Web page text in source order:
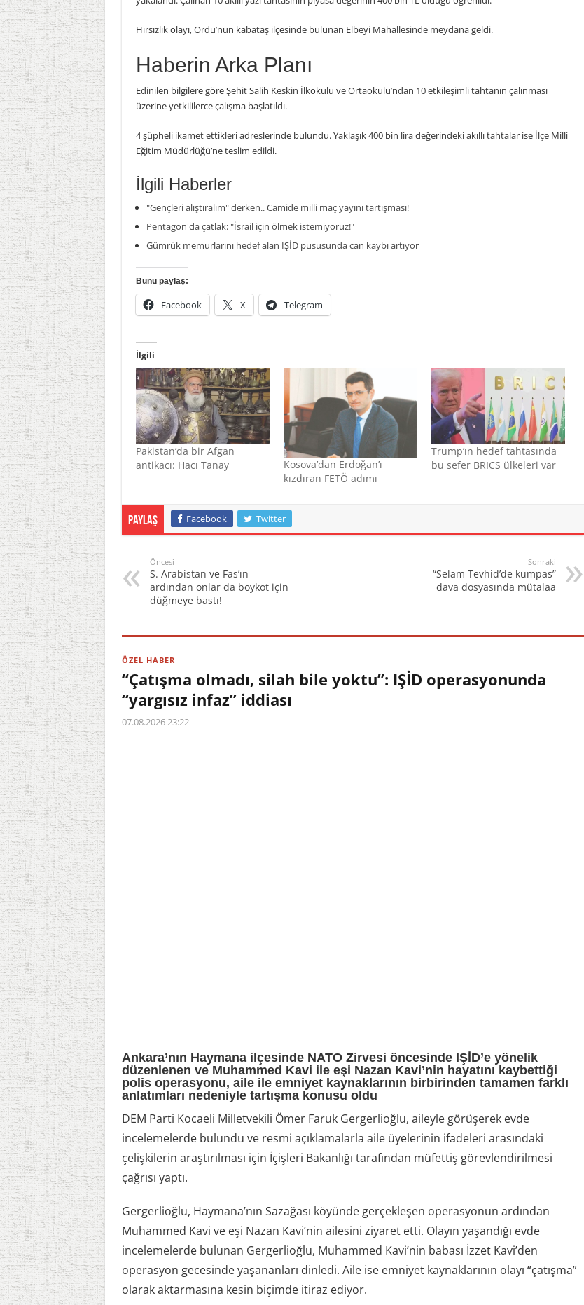
Hırsızlık olayı, Ordu’nun kabataş ilçesinde bulunan Elbeyi Mahallesinde meydana geldi.
Haberin Arka Planı
Edinilen bilgilere göre Şehit Salih Keskin İlkokulu ve Ortaokulu’ndan 10 etkileşimli tahtanın çalınması
üzerine yetkililerce çalışma başlatıldı.
4 şüpheli ikamet ettikleri adreslerinde bulundu. Yaklaşık 400 bin lira değerindeki akıllı tahtalar ise İlçe Milli
Eğitim Müdürlüğü’ne teslim edildi.
İlgili Haberler
"Gençleri alıştıralım" derken.. Camide milli maç yayını tartışması!
Pentagon'da çatlak: "İsrail için ölmek istemiyoruz!"
Gümrük memurlarını hedef alan IŞİD pususunda can kaybı artıyor
Bunu paylaş:
Facebook X Telegram
İlgili
Pakistan’da bir Afgan
antikacı: Hacı Tanay
Kosova’dan Erdoğan’ı
kızdıran FETÖ adımı
Trump’ın hedef tahtasında
bu sefer BRICS ülkeleri var
Paylaş Facebook Twitter
Öncesi
S. Arabistan ve Fas’ın
ardından onlar da boykot için
düğmeye bastı!
Sonraki
“Selam Tevhid’de kumpas”
dava dosyasında mütalaa
ÖZEL HABER
“Çatışma olmadı, silah bile yoktu”: IŞİD operasyonunda
“yargısız infaz” iddiası
07.08.2026 23:22
Ankara’nın Haymana ilçesinde NATO Zirvesi öncesinde IŞİD’e yönelik
düzenlenen ve Muhammed Kavi ile eşi Nazan Kavi’nin hayatını kaybettiği
polis operasyonu, aile ile emniyet kaynaklarının birbirinden tamamen farklı
anlatımları nedeniyle tartışma konusu oldu
DEM Parti Kocaeli Milletvekili Ömer Faruk Gergerlioğlu, aileyle görüşerek evde
incelemelerde bulundu ve resmi açıklamalarla aile üyelerinin ifadeleri arasındaki
çelişkilerin araştırılması için İçişleri Bakanlığı tarafından müfettiş görevlendirilmesi
çağrısı yaptı.
Gergerlioğlu, Haymana’nın Sazağası köyünde gerçekleşen operasyonun ardından
Muhammed Kavi ve eşi Nazan Kavi’nin ailesini ziyaret etti. Olayın yaşandığı evde
incelemelerde bulunan Gergerlioğlu, Muhammed Kavi’nin babası İzzet Kavi’den
operasyon gecesinde yaşananları dinledi. Aile ise emniyet kaynaklarının olayı “çatışma”
olarak aktarmasına kesin biçimde itiraz ediyor.